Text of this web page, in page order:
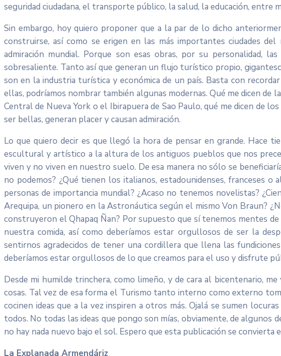
seguridad ciudadana, el transporte público, la salud, la educación, entre
Sin embargo, hoy quiero proponer que a la par de lo dicho
construirse, así como se erigen en las más importantes ciudades
admiración mundial. Porque son esas obras, por su personalidad,
sobresaliente. Tanto así que generan un flujo turístico propio,
son en la industria turística y económica de un país. Basta con
ellas, podríamos nombrar también algunas modernas. Qué me dicen
Central de Nueva York o el Ibirapuera de Sao Paulo, qué me dicen de
ser bellas, generan placer y causan admiración.
Lo que quiero decir es que llegó la hora de pensar en grande. Hace
escultural y artístico a la altura de los antiguos pueblos que nos
viven y no viven en nuestro suelo. De esa manera no sólo se
no podemos? ¿Qué tienen los italianos, estadounidenses, franceses
personas de importancia mundial? ¿Acaso no tenemos novelistas?
Arequipa, un pionero en la Astronáutica según el mismo Von Braun?
construyeron el Qhapaq Ñan? Por supuesto que sí tenemos mentes
nuestra comida, así como deberíamos estar orgullosos de ser la
sentirnos agradecidos de tener una cordillera que llena las
deberíamos estar orgullosos de lo que creamos para el uso y disfrute
Desde mi humilde trinchera, como limeño, y de cara al bicentenario,
cosas. Tal vez de esa forma el Turismo tanto interno como externo
cocinen ideas que a la vez inspiren a otros más. Ojalá se sumen
todos. No todas las ideas que pongo son mías, obviamente, de
no hay nada nuevo bajo el sol. Espero que esta publicación se
La Explanada Armendáriz